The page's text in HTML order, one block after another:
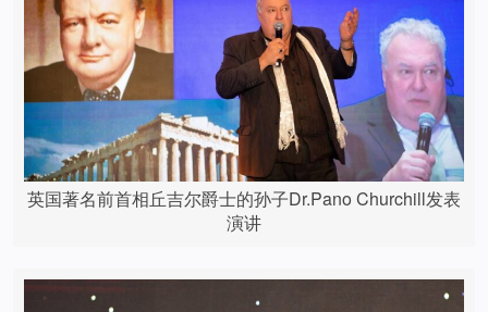
英国著名前首相丘吉尔爵士的孙子Dr.Pano Churchill发表
演讲